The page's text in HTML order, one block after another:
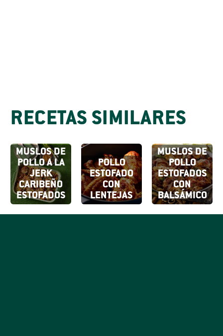
RECETAS SIMILARES
MUSLOS DE
POLLO A LA
JERK
CARIBEÑO
ESTOFADOS
POLLO
ESTOFADO
CON
LENTEJAS
MUSLOS DE
POLLO
ESTOFADOS
CON
BALSÁMICO